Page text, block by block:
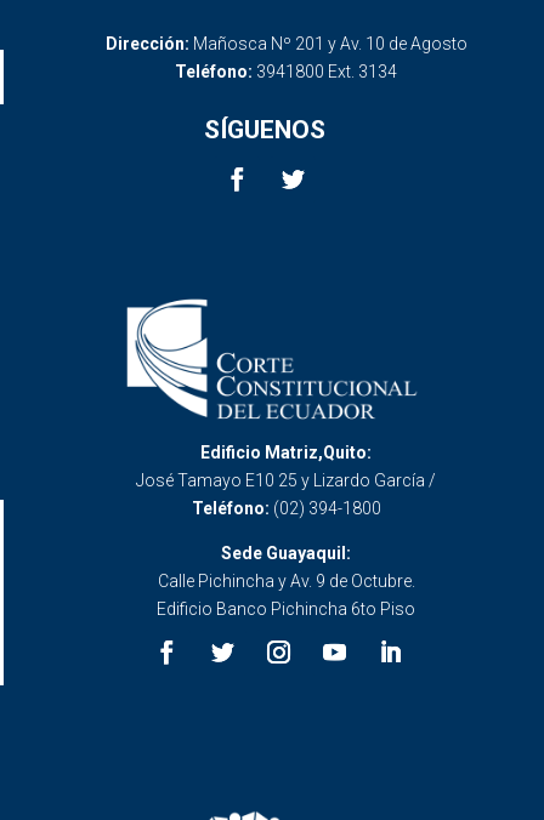
Dirección: Mañosca Nº 201 y Av. 10 de Agosto
Teléfono: 3941800 Ext. 3134
SÍGUENOS
Edificio Matriz,Quito:
José Tamayo E10 25 y Lizardo García /
Teléfono: (02) 394-1800
Sede Guayaquil:
Calle Pichincha y Av. 9 de Octubre.
Edificio Banco Pichincha 6to Piso